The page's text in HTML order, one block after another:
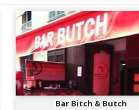
Bar Bitch & Butch